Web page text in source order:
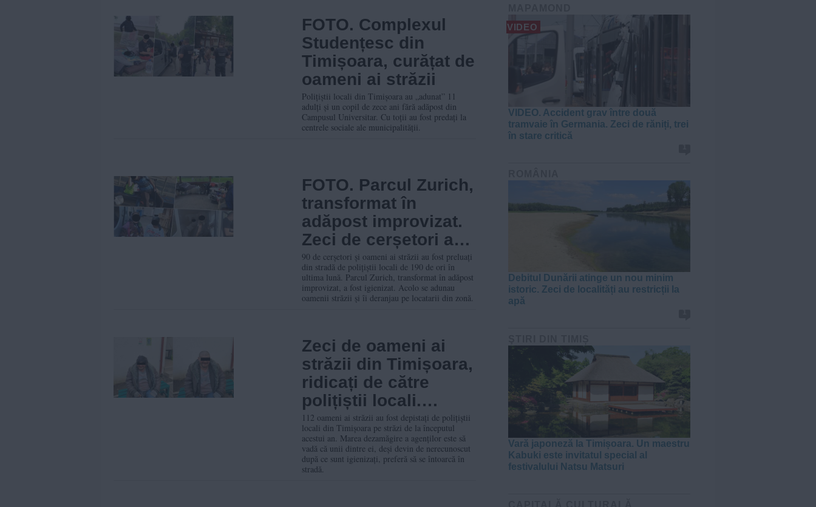
FOTO. Complexul
Studențesc din
Timișoara, curățat de
oameni ai străzii
Polițiștii locali din Timișoara au „adunat” 11
adulți și un copil de zece ani fără adăpost din
Campusul Universitar. Cu toții au fost predați la
centrele sociale ale municipalității.
FOTO. Parcul Zurich,
transformat în
adăpost improvizat.
Zeci de cerșetori au
fost ridicați de 190
de ori într-o lună
90 de cerșetori și oameni ai străzii au fost preluați
din stradă de polițiștii locali de 190 de ori în
ultima lună. Parcul Zurich, transformat în adăpost
improvizat, a fost igienizat. Acolo se adunau
oamenii străzii și îi deranjau pe locatarii din zonă.
Zeci de oameni ai
străzii din Timișoara,
ridicați de către
polițiștii locali.
Ajunși la adăpost,
preferă să revină pe
străzi
112 oameni ai străzii au fost depistați de polițiștii
locali din Timișoara pe străzi de la începutul
acestui an. Marea dezamăgire a agenților este să
vadă că unii dintre ei, deși devin de nerecunoscut
după ce sunt igienizați, preferă să se întoarcă în
stradă.
VIDEO
VIDEO. Accident grav între două
tramvaie în Germania. Zeci de răniți, trei
în stare critică
Debitul Dunării atinge un nou minim
istoric. Zeci de localități au restricții la
apă
Vară japoneză la Timișoara. Un maestru
Kabuki este invitatul special al
festivalului Natsu Matsuri